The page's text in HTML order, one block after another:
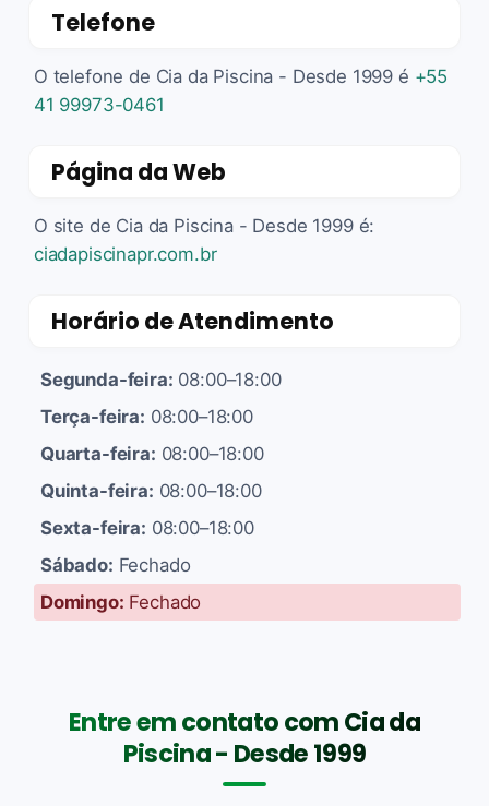
Telefone
O telefone de Cia da Piscina - Desde 1999 é +55
41 99973-0461
Página da Web
O site de Cia da Piscina - Desde 1999 é:
ciadapiscinapr.com.br
Horário de Atendimento
Segunda-feira: 08:00–18:00
Terça-feira: 08:00–18:00
Quarta-feira: 08:00–18:00
Quinta-feira: 08:00–18:00
Sexta-feira: 08:00–18:00
Sábado: Fechado
Domingo: Fechado
Entre em contato com Cia da
Piscina - Desde 1999